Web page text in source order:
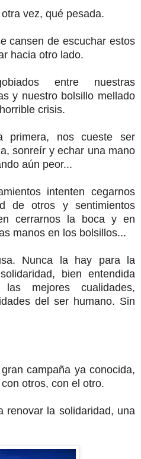
vez, qué pesada.
cansen de escuchar estos
hacia otro lado.
entre nuestras
y nuestro bolsillo mellado
crisis.
primera, nos cueste ser
sonreír y echar una mano
aún peor...
intenten cegarnos
de otros y sentimientos
cerrarnos la boca y en
manos en los bolsillos...
Nunca la hay para la
bien entendida
mejores cualidades,
del ser humano. Sin
campaña ya conocida,
otros, con el otro.
renovar la solidaridad, una